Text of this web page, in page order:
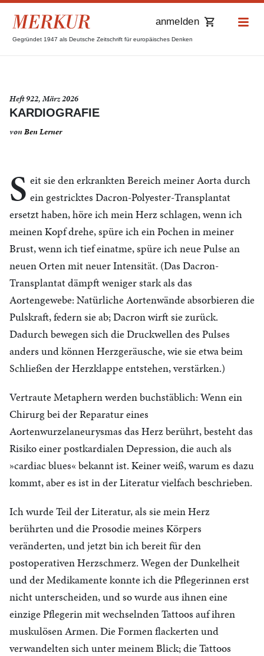
Gegründet 1947 als Deutsche Zeitschrift für europäisches Denken
anmelden
Heft 922, März 2026
KARDIOGRAFIE
vonBen Lerner
S eit sie den erkrankten Bereich meiner Aorta durch
ein gestricktes Dacron-Polyester-Transplantat
ersetzt haben, höre ich mein Herz schlagen, wenn ich
meinen Kopf drehe, spüre ich ein Pochen in meiner
Brust, wenn ich tief einatme, spüre ich neue Pulse an
neuen Orten mit neuer Intensität. (Das Dacron-
Transplantat dämpft weniger stark als das
Aortengewebe: Natürliche Aortenwände absorbieren die
Pulskraft, federn sie ab; Dacron wirft sie zurück.
Dadurch bewegen sich die Druckwellen des Pulses
anders und können Herzgeräusche, wie sie etwa beim
Schließen der Herzklappe entstehen, verstärken.)
Vertraute Metaphern werden buchstäblich: Wenn ein
Chirurg bei der Reparatur eines
Aortenwurzelaneurysmas das Herz berührt, besteht das
Risiko einer postkardialen Depression, die auch als
»cardiac blues« bekannt ist. Keiner weiß, warum es dazu
kommt, aber es ist in der Literatur vielfach beschrieben.
Ich wurde Teil der Literatur, als sie mein Herz
berührten und die Prosodie meines Körpers
veränderten, und jetzt bin ich bereit für den
postoperativen Herzschmerz. Wegen der Dunkelheit
und der Medikamente konnte ich die Pflegerinnen erst
nicht unterscheiden, und so wurde aus ihnen eine
einzige Pflegerin mit wechselnden Tattoos auf ihren
muskulösen Armen. Die Formen flackerten und
verwandelten sich unter meinem Blick; die Tattoos